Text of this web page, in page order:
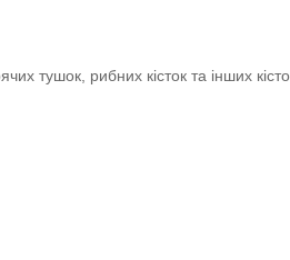
тушок, рибних кісток та інших